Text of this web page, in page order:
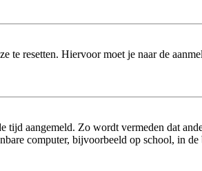
resetten. Hiervoor moet je naar de
aangemeld. Zo wordt vermeden dat
computer, bijvoorbeeld op school, in